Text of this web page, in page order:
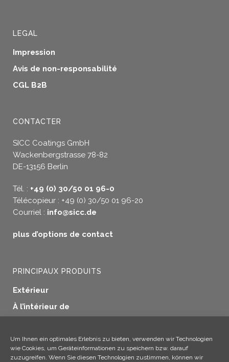
Um Ihnen ein optimales Erlebnis zu bieten, verwenden wir Technologien
wie Cookies, um Geräteinformationen zu speichern bzw. darauf
zuzugreifen. Wenn Sie diesen Technologien zustimmen, können wir
LEGAL
Impression
Avis de non-responsabilité
CGL B2B
CONTACTER
SICC Coatings GmbH
Wackenbergstrasse 78-82
DE-13156 Berlin
Tél. : +49 (0) 30/50 01 96-0
Télécopieur : +49 (0) 30/50 01 96-20
Courriel : info@sicc.de
plus d’options de contact
PRINCIPAUX PRODUITS
Extérieur
À l’intérieur de
Préservation du bois
Applications industrielles